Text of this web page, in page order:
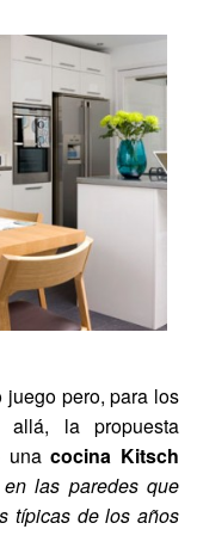
juego pero, para los
la propuesta
unacocina Kitsch
las paredes que
típicas de los años